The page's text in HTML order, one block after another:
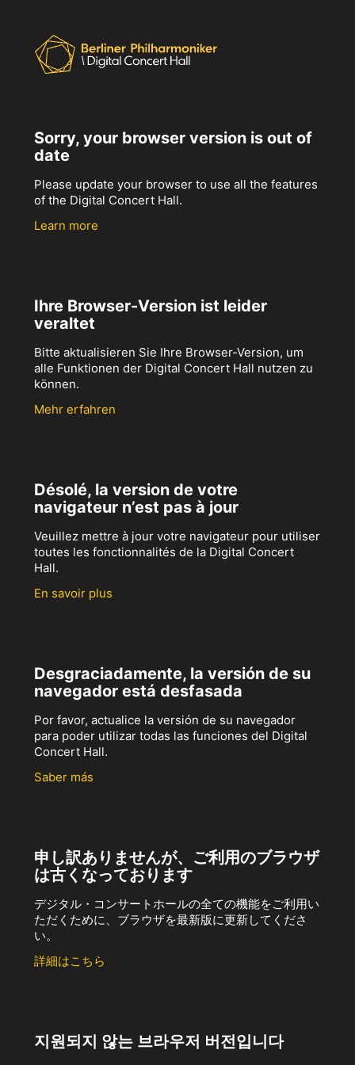
Sorry, your browser version is out of
date
Please update your browser to use all the features
of the Digital Concert Hall.
Learn more
Ihre Browser-Version ist leider
veraltet
Bitte aktualisieren Sie Ihre Browser-Version, um
alle Funktionen der Digital Concert Hall nutzen zu
können.
Mehr erfahren
Désolé, la version de votre
navigateur n’est pas à jour
Veuillez mettre à jour votre navigateur pour utiliser
toutes les fonctionnalités de la Digital Concert
Hall.
En savoir plus
Desgraciadamente, la versión de su
navegador está desfasada
Por favor, actualice la versión de su navegador
para poder utilizar todas las funciones del Digital
Concert Hall.
Saber más
申し訳ありませんが、ご利用のブラウザ
は古くなっております
デジタル・コンサートホールの全ての機能をご利用い
ただくために、ブラウザを最新版に更新してくださ
い。
詳細はこちら
지원되지 않는 브라우저 버전입니다